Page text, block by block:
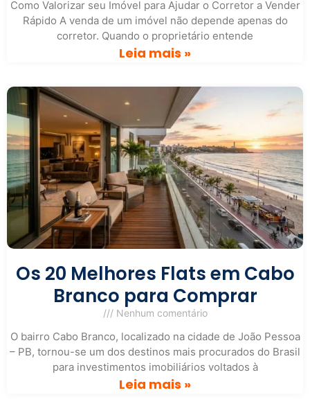
Como Valorizar seu Imóvel para Ajudar o Corretor a Vender
Rápido A venda de um imóvel não depende apenas do
corretor. Quando o proprietário entende
Leia mais »
Os 20 Melhores Flats em Cabo
Branco para Comprar
Nenhum comentário
O bairro Cabo Branco, localizado na cidade de João Pessoa
– PB, tornou-se um dos destinos mais procurados do Brasil
para investimentos imobiliários voltados à
Leia mais »